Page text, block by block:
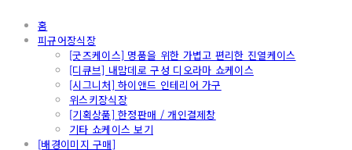
홈
피규어장식장
[굿즈케이스] 명품을 위한 가볍고 편리한 진열케이스
[디큐브] 내맘데로 구성 디오라마 쇼케이스
[시그니처] 하이앤드 인테리어 가구
위스키장식장
[기획상품] 한정판매 / 개인결제창
기타 쇼케이스 보기
[배경이미지 구매]